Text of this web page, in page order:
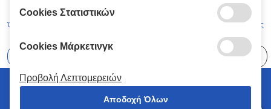
Όροι και Προϋποθέσεις Κώδικας Δεοντολογίας
© 2026 Χαλκιαδάκης all rights reserved
Cookies Στατιστικών
Cookies Μάρκετινγκ
Προβολή Λεπτομερειών
Αποδοχή Όλων